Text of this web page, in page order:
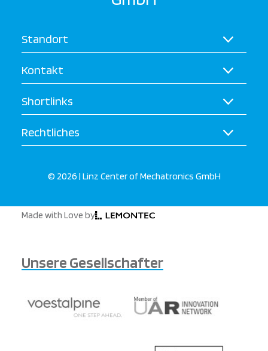
Standort
Kontakt
Shortlinks
Rechtliches
© 2026 | Linz Center of Mechatronics GmbH
Made with Love by
Unsere Gesellschafter